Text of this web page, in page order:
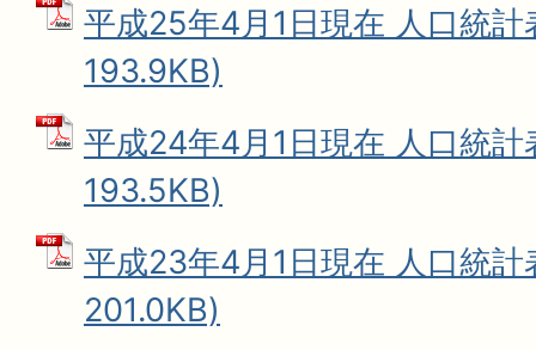
平成25年4月1日現在 人口統
193.9KB)
平成24年4月1日現在 人口統
193.5KB)
平成23年4月1日現在 人口統
201.0KB)